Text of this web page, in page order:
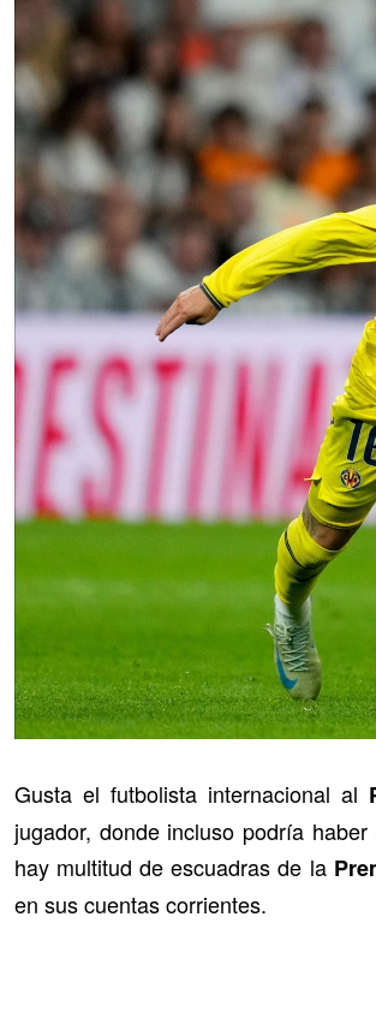
Gusta el futbolista internacional al
jugador, donde incluso podría
hay multitud de escuadras de la
en sus cuentas corrientes.